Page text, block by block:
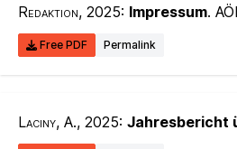
Redaktion, 2025: Impressum.
Free PDF Permalink
Laciny, A., 2025: Jahresbericht